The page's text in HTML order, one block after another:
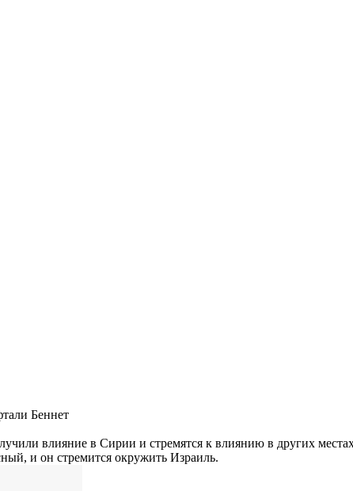
Беннет
влияние в Сирии и стремятся к влиянию в других
и он стремится окружить Израиль.